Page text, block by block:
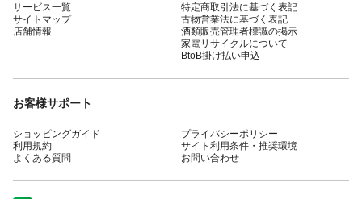
サービス一覧
サイトマップ
店舗情報
特定商取引法に基づく表記
古物営業法に基づく表記
酒類販売管理者標識の掲示
家電リサイクルについて
BtoB掛け払い申込
お客様サポート
ショッピングガイド
利用規約
よくある質問
プライバシーポリシー
サイト利用条件・推奨環境
お問い合わせ